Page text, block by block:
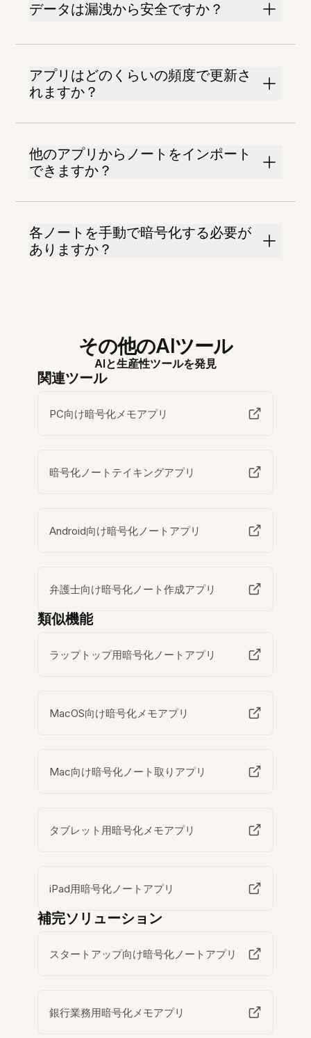
データは漏洩から安全ですか？
アプリはどのくらいの頻度で更新さ
れますか？
他のアプリからノートをインポート
できますか？
各ノートを手動で暗号化する必要が
ありますか？
その他のAIツール
AIと生産性ツールを発見
関連ツール
PC向け暗号化メモアプリ
暗号化ノートテイキングアプリ
Android向け暗号化ノートアプリ
弁護士向け暗号化ノート作成アプリ
類似機能
ラップトップ用暗号化ノートアプリ
MacOS向け暗号化メモアプリ
Mac向け暗号化ノート取りアプリ
タブレット用暗号化メモアプリ
iPad用暗号化ノートアプリ
補完ソリューション
スタートアップ向け暗号化ノートアプリ
銀行業務用暗号化メモアプリ